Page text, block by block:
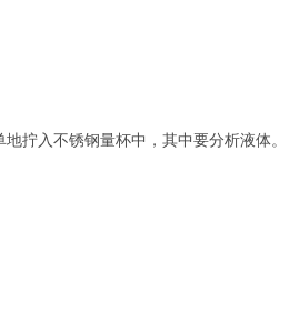
拧入不锈钢量杯中，其中要分析液体。